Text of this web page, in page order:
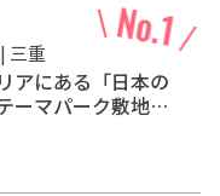
三重
アにある「日本の
ーマパーク敷地面
ング」入りしてい